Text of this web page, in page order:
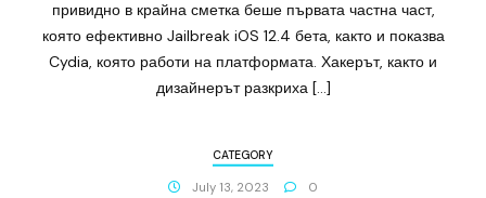
привидно в крайна сметка беше първата частна част,
която ефективно Jailbreak iOS 12.4 бета, както и показва
Cydia, която работи на платформата. Хакерът, както и
дизайнерът разкриха […]
CATEGORY
July 13, 2023 0